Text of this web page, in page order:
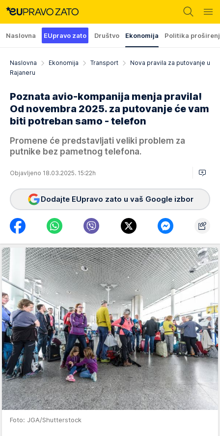
Naslovna EUpravo zato Društvo Ekonomija Politika
Naslovna Ekonomija Transport
Nova pravila za putovanje u
Rajaneru
Poznata avio-kompanija menja pravila!
Od novembra 2025. za putovanje će vam
biti potreban samo - telefon
Promene će predstavljati veliki problem za
putnike bez pametnog telefona.
Objavljeno 18.03.2025. 15:22h
Dodajte EUpravo zato u vaš Google izbor
Foto: JGA/Shutterstock